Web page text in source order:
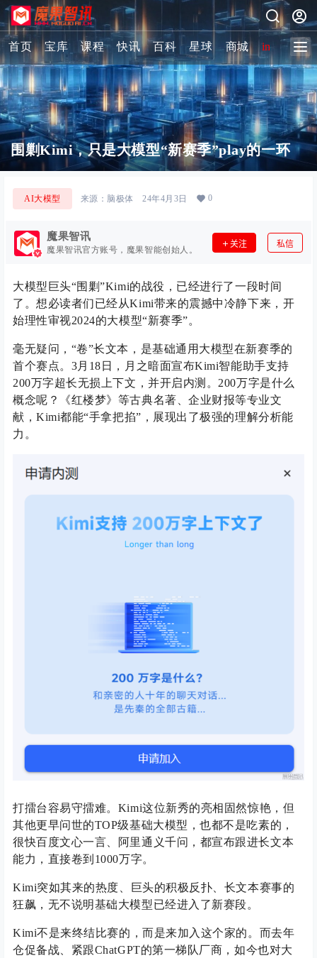
首页 宝库 课程 快讯 百科 星球 商城 image-2
围剿Kimi，只是大模型“新赛季”play的一环
AI大模型 来源： 脑极体 24年4月3日 0
魔果智讯
魔果智讯官方账号，魔果智能创始人。
关注 私信
大模型巨头“围剿”Kimi的战役，已经进行了一段时间
了。想必读者们已经从Kimi带来的震撼中冷静下来，开
始理性审视2024的大模型“新赛季”。
毫无疑问，“卷”长文本，是基础通用大模型在新赛季的
首个赛点。3月18日，月之暗面宣布Kimi智能助手支持
200万字超长无损上下文，并开启内测。200万字是什么
概念呢？《红楼梦》等古典名著、企业财报等专业文
献，Kimi都能“手拿把掐”，展现出了极强的理解分析能
力。
打擂台容易守擂难。Kimi这位新秀的亮相固然惊艳，但
其他更早问世的TOP级基础大模型，也都不是吃素的，
很快百度文心一言、阿里通义千问，都宣布跟进长文本
能力，直接卷到1000万字。
Kimi突如其来的热度、巨头的积极反扑、长文本赛事的
狂飙，无不说明基础大模型已经进入了新赛段。
Kimi不是来终结比赛的，而是来加入这个家的。而去年
仓促备战、紧跟ChatGPT的第一梯队厂商，如今也对大